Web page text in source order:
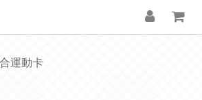
運動卡